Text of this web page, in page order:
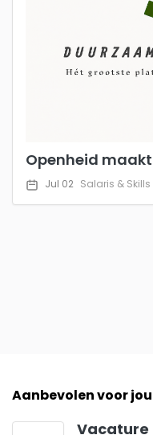
Openheid
Jul 02 Salaris & Skills
Aanbevolen voor jou
Vacature